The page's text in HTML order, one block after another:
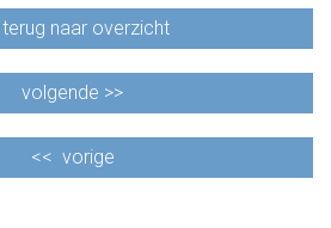
terug naar overzicht
volgende >>
<< vorige